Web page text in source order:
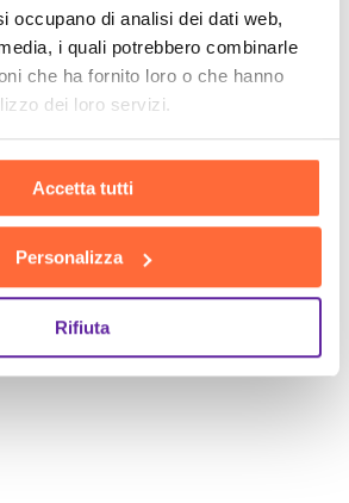
occupano di analisi dei dati web,
i quali potrebbero combinarle
che ha fornito loro o che hanno
dei loro servizi.
Accetta tutti
Personalizza
Rifiuta